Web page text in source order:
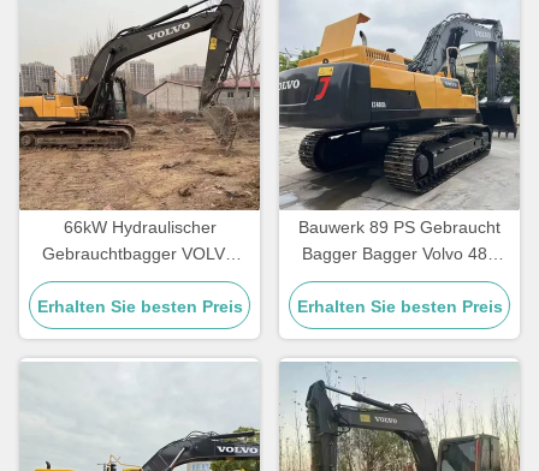
66kW Hydraulischer
Gebrauchtbagger VOLVO
200D Baumaschine
Erhalten Sie besten Preis
Bauwerk 89 PS Gebraucht
Bagger Bagger Volvo 480
Erdmover Bagger Gebraucht
Erhalten Sie besten Preis